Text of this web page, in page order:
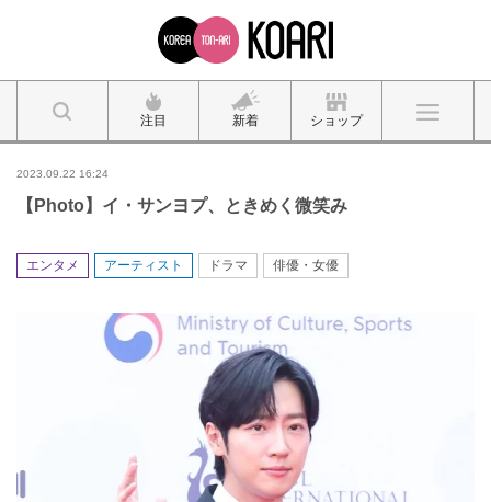
注目 新着 ショップ
2023.09.22 16:24
【Photo】イ・サンヨプ、ときめく微笑み
エンタメ アーティスト ドラマ 俳優・女優